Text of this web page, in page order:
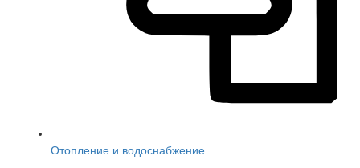
Отопление и водоснабжение